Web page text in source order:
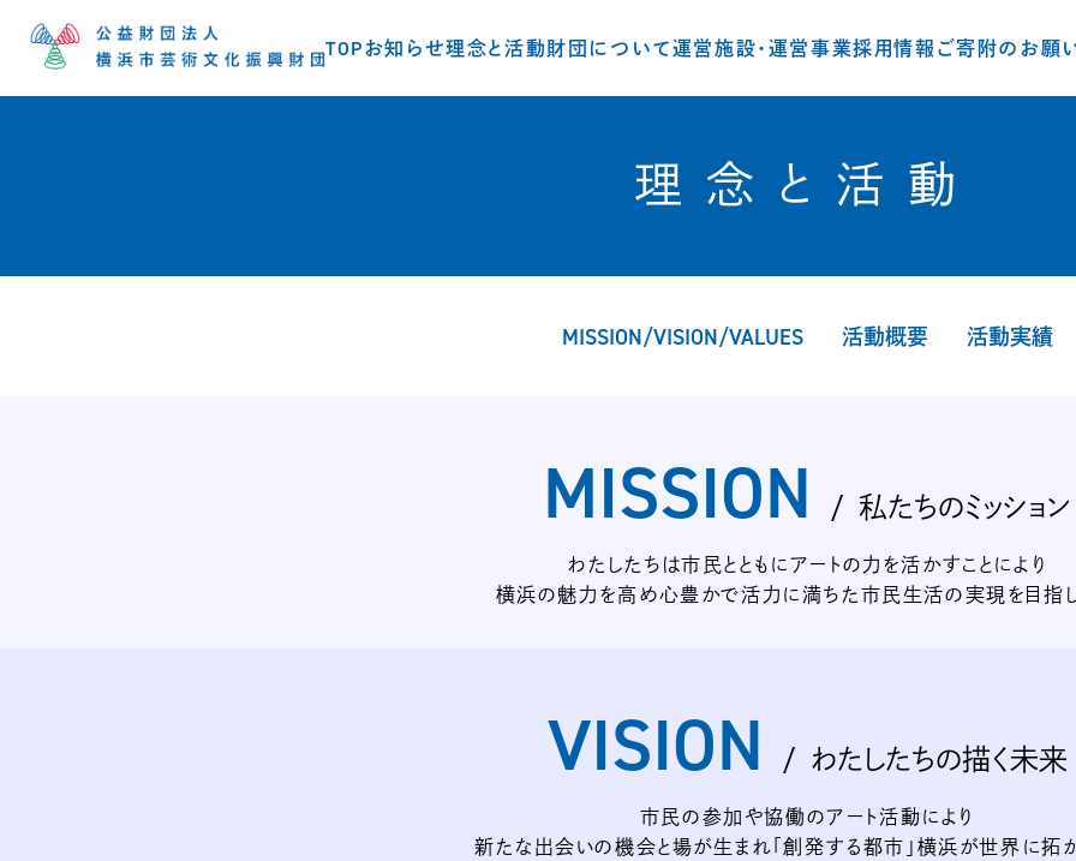
TOPお知らせ理念と活動財団について運営施設・運営事業採用情報ご寄附のお願
理念と活動
MISSION/VISION/VALUES 活動概要 活動実績
MISSION 私たちのミッション
わたしたちは市民とともにアートの力を活かすことにより
横浜の魅力を高め心豊かで活力に満ちた市民生活の実現を目指
VISION わたしたちの描く未来
市民の参加や協働のアート活動により
新たな出会いの機会と場が生まれ「創発する都市」横浜が世界に拓